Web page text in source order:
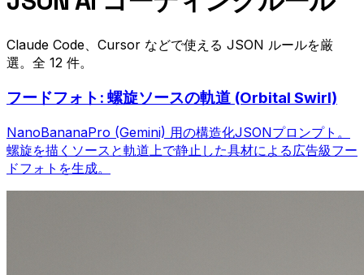
Claude Code、Cursor などで使える JSON ルールを厳
選。全 12 件。
フードフォト: 螺旋ソースの軌道 (Orbital Swirl)
NanoBananaPro (Gemini) 用の構造化JSONプロンプト。
螺旋を描くソースと軌道上で静止した具材による広告級フー
ドフォトを生成。